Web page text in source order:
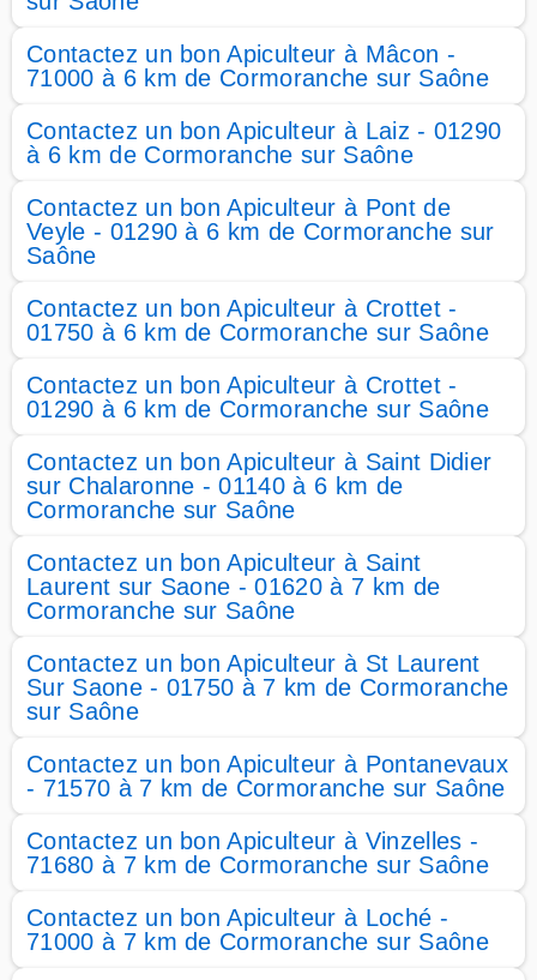
Contactez un bon Apiculteur à Mâcon -
71000 à 6 km de Cormoranche sur Saône
Contactez un bon Apiculteur à Laiz - 01290
à 6 km de Cormoranche sur Saône
Contactez un bon Apiculteur à Pont de
Veyle - 01290 à 6 km de Cormoranche sur
Saône
Contactez un bon Apiculteur à Crottet -
01750 à 6 km de Cormoranche sur Saône
Contactez un bon Apiculteur à Crottet -
01290 à 6 km de Cormoranche sur Saône
Contactez un bon Apiculteur à Saint Didier
sur Chalaronne - 01140 à 6 km de
Cormoranche sur Saône
Contactez un bon Apiculteur à Saint
Laurent sur Saone - 01620 à 7 km de
Cormoranche sur Saône
Contactez un bon Apiculteur à St Laurent
Sur Saone - 01750 à 7 km de Cormoranche
sur Saône
Contactez un bon Apiculteur à Pontanevaux
- 71570 à 7 km de Cormoranche sur Saône
Contactez un bon Apiculteur à Vinzelles -
71680 à 7 km de Cormoranche sur Saône
Contactez un bon Apiculteur à Loché -
71000 à 7 km de Cormoranche sur Saône